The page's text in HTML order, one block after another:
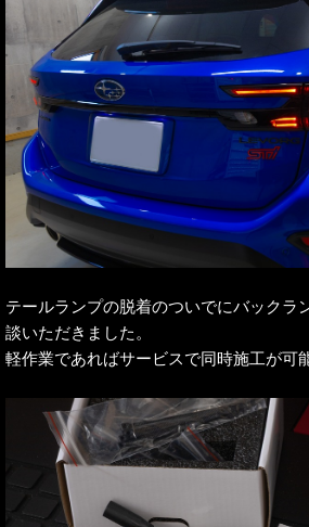
テールランプの脱着のついでにバックラ
談いただきました。
軽作業であればサービスで同時施工が可